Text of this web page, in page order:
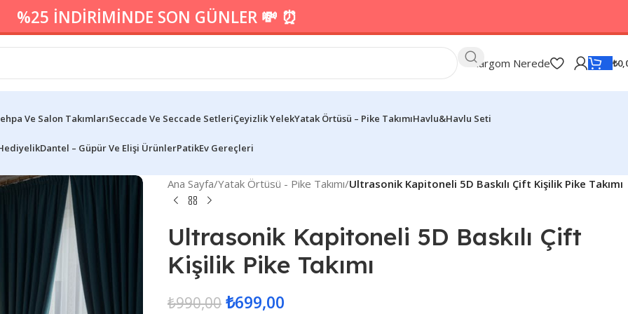
%25 İNDİRİMİNDE SON GÜNLER 💸 ⏰
Kargom Nerede ₺
Ve Salon TakımlarıSeccade Ve Seccade SetleriÇeyizlik YelekYatak Örtüsü – Pike TakımıHavlu&Havlu Seti
Dantel – Güpür Ve Elişi ÜrünlerPatikEv Gereçleri
Ana Sayfa/Yatak Örtüsü - Pike Takımı/Ultrasonik Kapitoneli 5D Baskılı Çift Kişilik Pike Takımı
Ultrasonik Kapitoneli 5D Baskılı Çift
Kişilik Pike Takımı
₺990,00 ₺699,00